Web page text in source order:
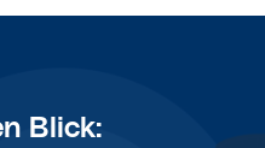
Blick: